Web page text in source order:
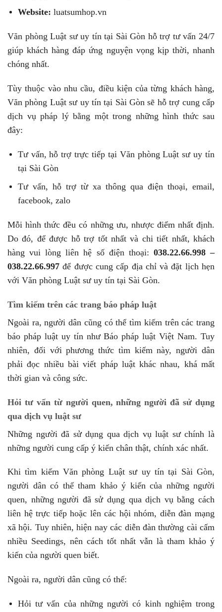
Website: luatsumhop.vn
Văn phòng Luật sư uy tín tại Sài Gòn hỗ trợ tư vấn 24/7
giúp khách hàng đáp ứng nguyện vọng kịp thời, nhanh
chóng nhất.
Tùy thuộc vào nhu cầu, điều kiện của từng khách hàng,
Văn phòng Luật sư uy tín tại Sài Gòn sẽ hỗ trợ cung cấp
dịch vụ pháp lý bằng một trong những hình thức sau
đây:
Tư vấn, hỗ trợ trực tiếp tại Văn phòng Luật sư uy tín
tại Sài Gòn
Tư vấn, hỗ trợ từ xa thông qua điện thoại, email,
facebook, zalo
Mỗi hình thức đều có những ưu, nhược điểm nhất định.
Do đó, để được hỗ trợ tốt nhất và chi tiết nhất, khách
hàng vui lòng liên hệ số điện thoại: 038.22.66.998 –
038.22.66.997 để được cung cấp địa chỉ và đặt lịch hẹn
với Văn phòng Luật sư uy tín tại Sài Gòn.
Tìm kiếm trên các trang báo pháp luật
Ngoài ra, người dân cũng có thể tìm kiếm trên các trang
báo pháp luật uy tín như Báo pháp luật Việt Nam. Tuy
nhiên, đối với phương thức tìm kiếm này, người dân
phải đọc nhiều bài viết pháp luật khác nhau, khá mất
thời gian và công sức.
Hỏi tư vấn từ người quen, những người đã sử dụng
qua dịch vụ luật sư
Những người đã sử dụng qua dịch vụ luật sư chính là
những người cung cấp ý kiến chân thật, chính xác nhất.
Khi tìm kiếm Văn phòng Luật sư uy tín tại Sài Gòn,
người dân có thể tham khảo ý kiến của những người
quen, những người đã sử dụng qua dịch vụ bằng cách
liên hệ trực tiếp hoặc lên các hội nhóm, diễn đàn mạng
xã hội. Tuy nhiên, hiện nay các diễn đàn thường cài cấm
nhiều Seedings, nên cách tốt nhất vẫn là tham khảo ý
kiến của người quen biết.
Ngoài ra, người dân cũng có thể:
Hỏi tư vấn của những người có kinh nghiệm trong